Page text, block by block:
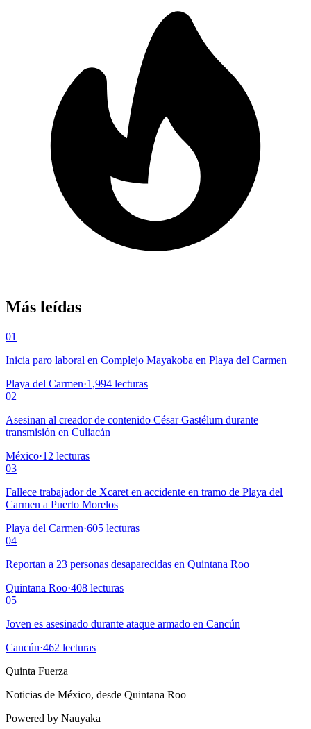
Más leídas
01
Inicia paro laboral en Complejo Mayakoba en Playa del Carmen
Playa del Carmen·1,994 lecturas
02
Asesinan al creador de contenido César Gastélum durante
transmisión en Culiacán
México·12 lecturas
03
Fallece trabajador de Xcaret en accidente en tramo de Playa del
Carmen a Puerto Morelos
Playa del Carmen·605 lecturas
04
Reportan a 23 personas desaparecidas en Quintana Roo
Quintana Roo·408 lecturas
05
Joven es asesinado durante ataque armado en Cancún
Cancún·462 lecturas
Quinta Fuerza
Noticias de México, desde Quintana Roo
Powered by Nauyaka